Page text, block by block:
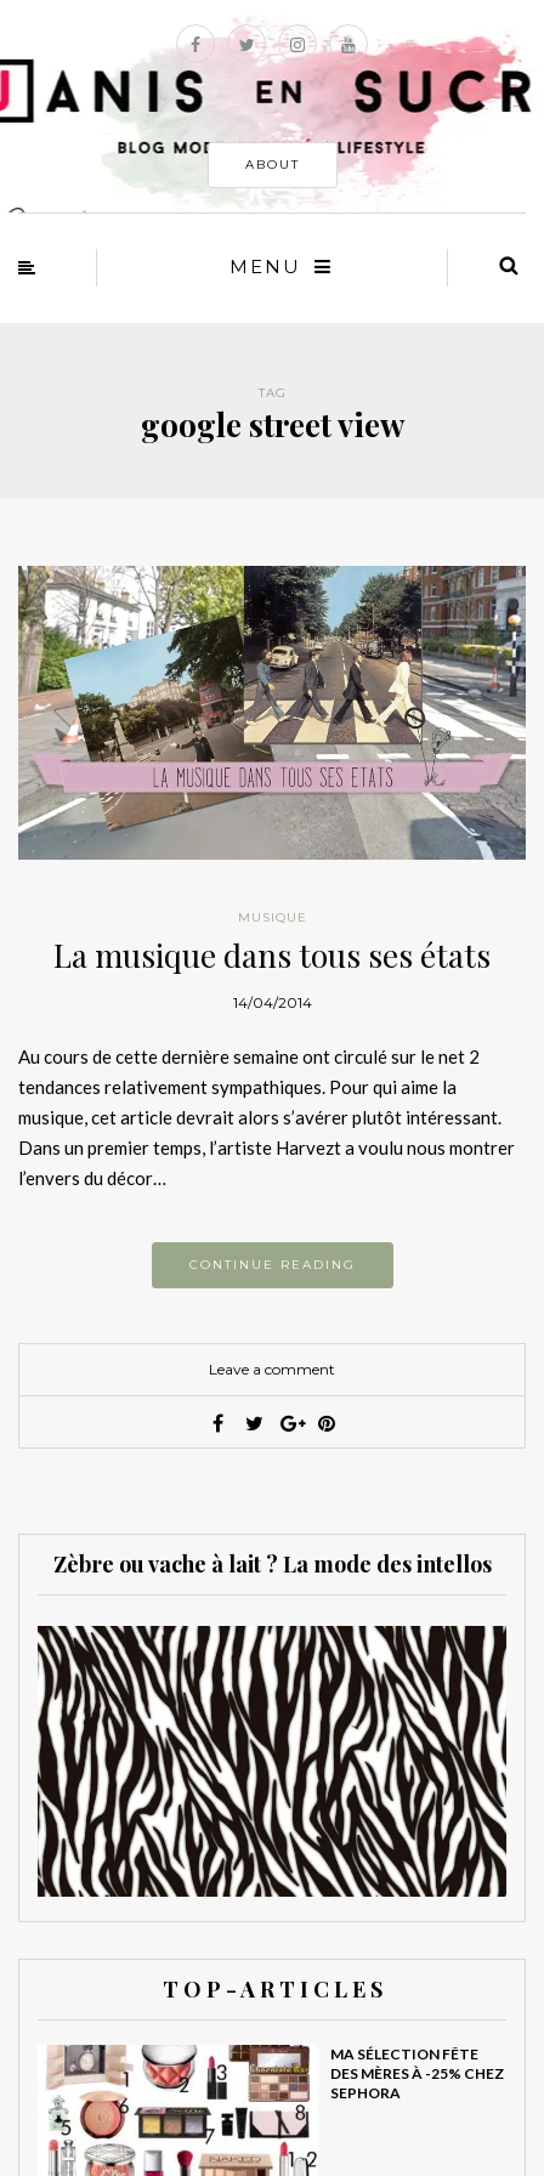
ABOUT
MENU
TAG
google street view
MUSIQUE
La musique dans tous ses états
14/04/2014
Au cours de cette dernière semaine ont circulé sur le net 2
tendances relativement sympathiques. Pour qui aime la
musique, cet article devrait alors s’avérer plutôt intéressant.
Dans un premier temps, l’artiste Harvezt a voulu nous montrer
l’envers du décor…
CONTINUE READING
Leave a comment
Zèbre ou vache à lait ? La mode des intellos
T O P - A R T I C L E S
MA SÉLECTION FÊTE
DES MÈRES À -25% CHEZ
SEPHORA